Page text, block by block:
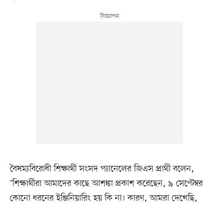
বৈষম্যবিরোধী শিক্ষার্থী সংসদ প্যানেলের জিএস প্রার্থী বলেন,
‘শিক্ষার্থীরা আমাদের কাছে আশঙ্কা প্রকাশ করেছেন, ৯ সেপ্টেম্বর
কোনো ধরনের ইঞ্জিনিয়ারিং হয় কি না। কারণ, আমরা দেখেছি,